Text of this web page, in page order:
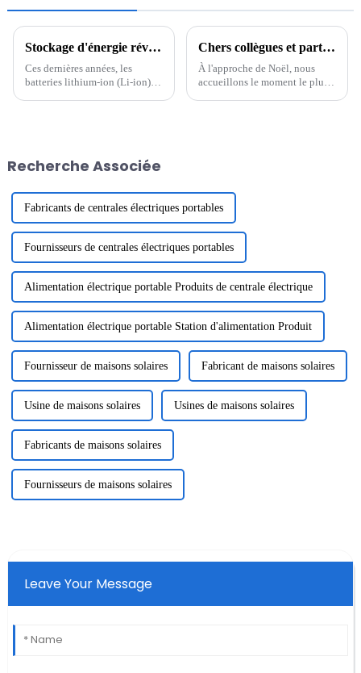
Stockage d'énergie révolutionnaire : l'avenir des batteries lithium-ion
Ces dernières années, les
batteries lithium-ion (Li-ion)
en batteries efficaces et
Chers collègues et partenaires
À l'approche de Noël, nous
accueillons le moment le plus
Recherche Associée
Fabricants de centrales électriques portables
Fournisseurs de centrales électriques portables
Alimentation électrique portable Produits de centrale électrique
Alimentation électrique portable Station d'alimentation Produit
Fournisseur de maisons solaires Fabricant de maisons solaires
Usine de maisons solaires Usines de maisons solaires
Fabricants de maisons solaires
Fournisseurs de maisons solaires
Leave Your Message